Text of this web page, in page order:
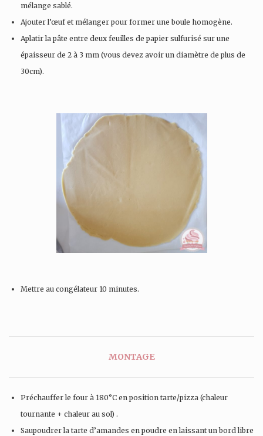
mélange sablé.
Ajouter l’œuf et mélanger pour former une boule homogène.
Aplatir la pâte entre deux feuilles de papier sulfurisé sur une
épaisseur de 2 à 3 mm (vous devez avoir un diamètre de plus de
30cm).
Mettre au congélateur 10 minutes.
MONTAGE
Préchauffer le four à 180°C en position tarte/pizza (chaleur
tournante + chaleur au sol) .
Saupoudrer la tarte d’amandes en poudre en laissant un bord libre